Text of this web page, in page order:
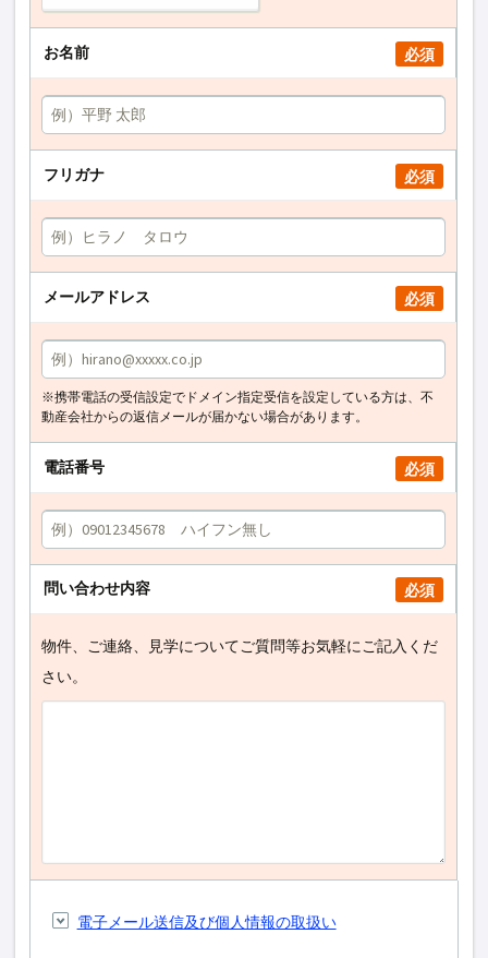
お名前 必須
フリガナ 必須
メールアドレス 必須
※携帯電話の受信設定でドメイン指定受信を設定している方は、不
動産会社からの返信メールが届かない場合があります。
電話番号 必須
問い合わせ内容 必須
物件、ご連絡、見学についてご質問等お気軽にご記入くだ
さい。
電子メール送信及び個人情報の取扱い